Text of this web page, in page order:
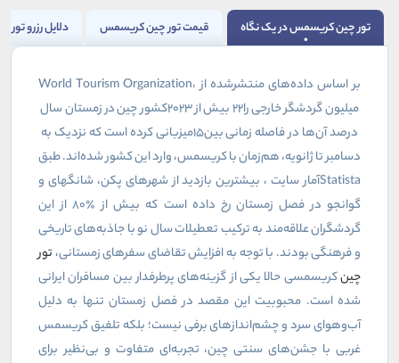
تور چین کریسمس در یک نگاه قیمت تور چین کریسمس دلایل رزرو
بر اساس داده‌های منتشرشده از World Tourism Organization،
کشور چین در زمستان سال۲۰۲۳بیش از۲۲میلیون گردشگر خارجی را
میزبانی کرده است که نزدیک به۱۵درصد آن‌ها در فاصله زمانی بین
دسامبر تا ژانویه، هم‌زمان با کریسمس، وارد این کشور شده‌اند. طبق
آمار سایتStatista
، بیشترین بازدید از شهرهای پکن، شانگهای و
گوانجو در فصل زمستان رخ داده است که بیش از ۸۰٪از این
گردشگران علاقه‌مند به ترکیب تعطیلات سال نو با جاذبه‌های تاریخی
و فرهنگی بودند. با توجه به افزایش تقاضای سفرهای زمستانی، تور
چینکریسمسی حالا یکی از گزینه‌های پرطرفدار بین مسافران ایرانی
شده است. محبوبیت این مقصد در فصل زمستان تنها به دلیل
آب‌وهوای سرد و چشم‌اندازهای برفی نیست؛ بلکه تلفیق کریسمس
غربی با جشن‌های سنتی چین، تجربه‌ای متفاوت و بی‌نظیر برای